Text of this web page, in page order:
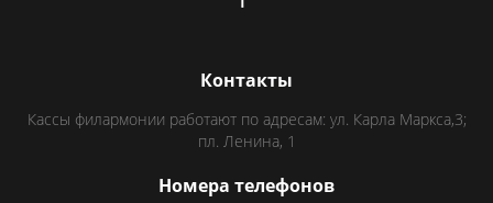
Контакты
Кассы филармонии работают по адресам: ул. Карла Маркса,3;
пл. Ленина, 1
Номера телефонов